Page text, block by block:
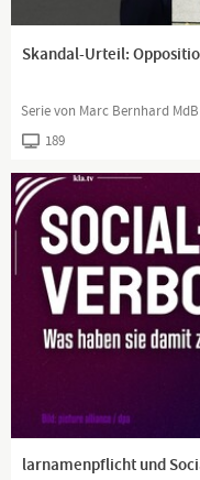
Skandal-Urteil:
Serie von Marc Bernhard MdB
189
larnamenpflicht und